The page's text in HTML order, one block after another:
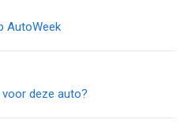
AutoWeek
deze auto?